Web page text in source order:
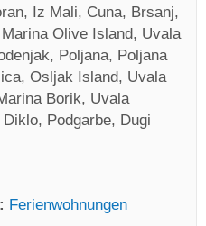
Iz Mali, Cuna, Brsanj,
Olive Island, Uvala
Poljana, Poljana
Osljak Island, Uvala
Borik, Uvala
Podgarbe, Dugi
Ferienwohnungen